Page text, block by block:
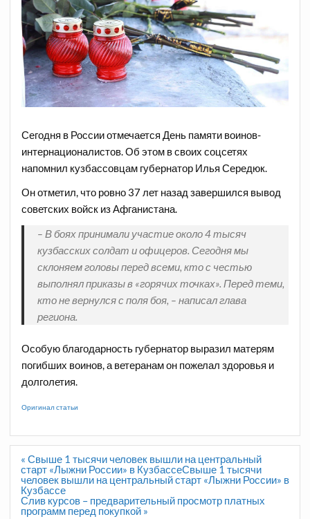
Сегодня в России отмечается День памяти воинов-
интернационалистов. Об этом в своих соцсетях
напомнил кузбассовцам губернатор Илья Середюк.
Он отметил, что ровно 37 лет назад завершился вывод
советских войск из Афганистана.
– В боях принимали участие около 4 тысяч
кузбасских солдат и офицеров. Сегодня мы
склоняем головы перед всеми, кто с честью
выполнял приказы в «горячих точках». Перед теми,
кто не вернулся с поля боя, – написал глава
региона.
Особую благодарность губернатор выразил матерям
погибших воинов, а ветеранам он пожелал здоровья и
долголетия.
Оригинал статьи
Навигация
по
записям
« Свыше 1 тысячи человек вышли на центральный
старт «Лыжни России» в КузбассеСвыше 1 тысячи
человек вышли на центральный старт «Лыжни России» в
Кузбассе
Слив курсов – предварительный просмотр платных
программ перед покупкой »